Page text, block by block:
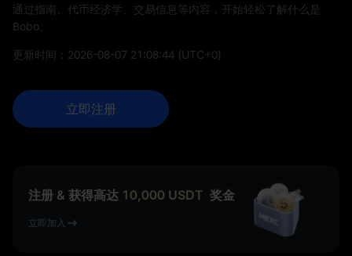
通过指南、代币经济学、交易信息等内容，开始轻松了解什么是
Bobo。
更新时间： 2026-08-07 21:08:44 (UTC+0)
立即注册
注册 & 获得高达 10,000 USDT 奖金
立即加入